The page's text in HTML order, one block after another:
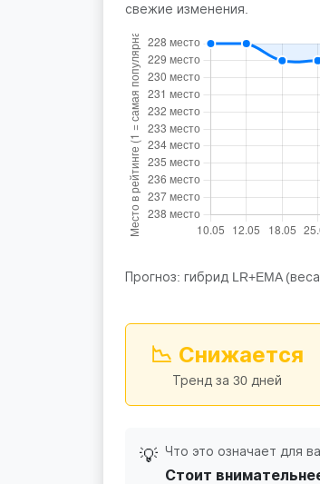
свежие изменения.
Прогноз: гибрид LR+EMA
📉 Снижается
Тренд за 30 дней
💡 Что это означает для
Стоит